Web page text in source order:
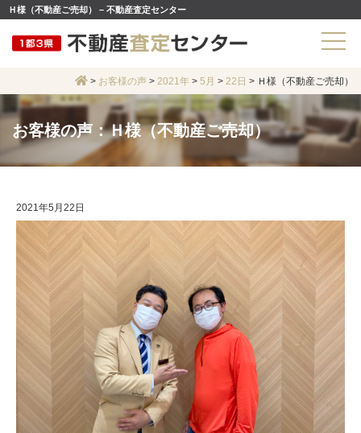
Ｈ様（不動産ご売却） – 不動産査定センター
> お客様の声 > 2021年 > 5月 > 22日 > Ｈ様（不動産ご売却）
お客様の声：Ｈ様（不動産ご売却）
2021年5月22日